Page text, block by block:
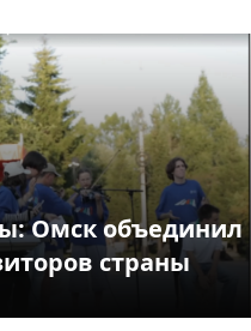
Омск объединил
страны